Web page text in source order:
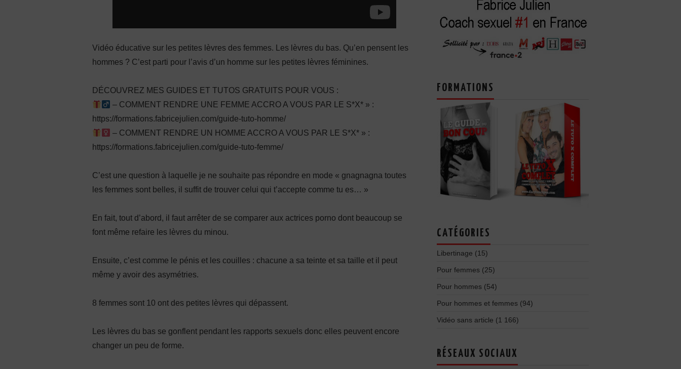
Vidéo éducative sur les petites lèvres des femmes. Les lèvres du bas. Qu’en pensent les
hommes ? C’est parti pour l’avis d’un homme sur les petites lèvres féminines.
DÉCOUVREZ MES GUIDES ET TUTOS GRATUITS POUR VOUS :
– COMMENT RENDRE UNE FEMME ACCRO A VOUS PAR LE S*X* » :
https://formations.fabricejulien.com/guide-tuto-homme/
– COMMENT RENDRE UN HOMME ACCRO A VOUS PAR LE S*X* » :
https://formations.fabricejulien.com/guide-tuto-femme/
C’est une question à laquelle je ne souhaite pas répondre en mode « gnagnagna toutes
les femmes sont belles, il suffit de trouver celui qui t’accepte comme tu es… »
En fait, tout d’abord, il faut arrêter de se comparer aux actrices porno dont beaucoup se
font même refaire les lèvres du minou.
Ensuite, c’est comme le pénis et les couilles : chacune a sa teinte et sa taille et il peut
même y avoir des asymétries.
8 femmes sont 10 ont des petites lèvres qui dépassent.
Les lèvres du bas se gonflent pendant les rapports sexuels donc elles peuvent encore
changer un peu de forme.
FORMATIONS
CATÉGORIES
Libertinage (15)
Pour femmes (25)
Pour hommes (54)
Pour hommes et femmes (94)
Vidéo sans article (1 166)
RÉSEAUX SOCIAUX